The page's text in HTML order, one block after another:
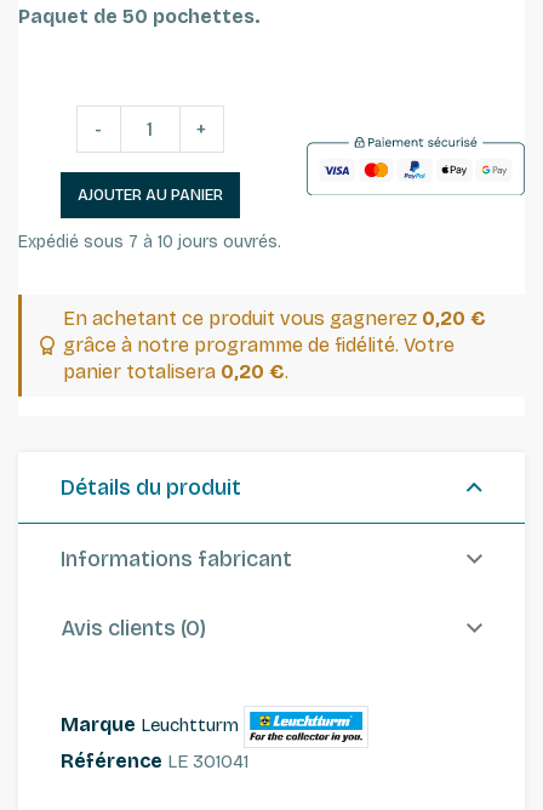
Paquet de 50 pochettes.
- +
AJOUTER AU PANIER
Expédié sous 7 à 10 jours ouvrés.
En achetant ce produit vous gagnerez 0,20 €
grâce à notre programme de fidélité. Votre
panier totalisera 0,20 €.
Détails du produit
Informations fabricant
Avis clients (0)
Marque Leuchtturm
Référence LE 301041